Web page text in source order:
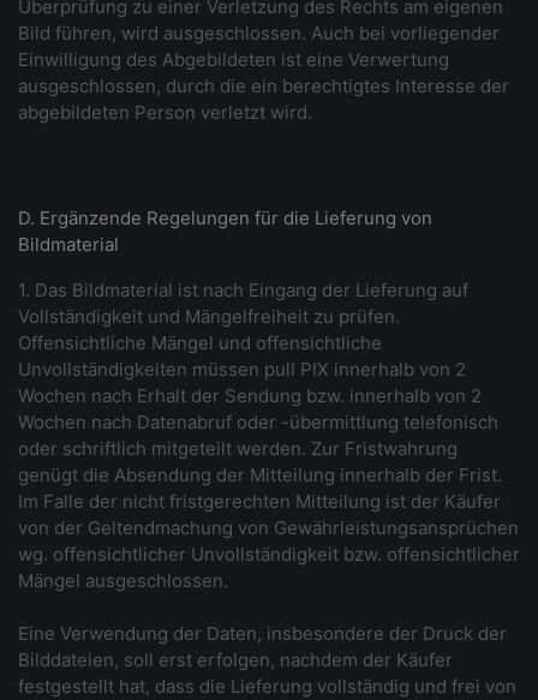
Überprüfung zu einer Verletzung des Rechts am eigenen
Bild führen, wird ausgeschlossen. Auch bei vorliegender
Einwilligung des Abgebildeten ist eine Verwertung
ausgeschlossen, durch die ein berechtigtes Interesse der
abgebildeten Person verletzt wird.
D. Ergänzende Regelungen für die Lieferung von
Bildmaterial
1. Das Bildmaterial ist nach Eingang der Lieferung auf
Vollständigkeit und Mängelfreiheit zu prüfen.
Offensichtliche Mängel und offensichtliche
Unvollständigkeiten müssen pull PIX innerhalb von 2
Wochen nach Erhalt der Sendung bzw. innerhalb von 2
Wochen nach Datenabruf oder -übermittlung telefonisch
oder schriftlich mitgeteilt werden. Zur Fristwahrung
genügt die Absendung der Mitteilung innerhalb der Frist.
Im Falle der nicht fristgerechten Mitteilung ist der Käufer
von der Geltendmachung von Gewährleistungsansprüchen
wg. offensichtlicher Unvollständigkeit bzw. offensichtlicher
Mängel ausgeschlossen.
Eine Verwendung der Daten, insbesondere der Druck der
Bilddateien, soll erst erfolgen, nachdem der Käufer
festgestellt hat, dass die Lieferung vollständig und frei von